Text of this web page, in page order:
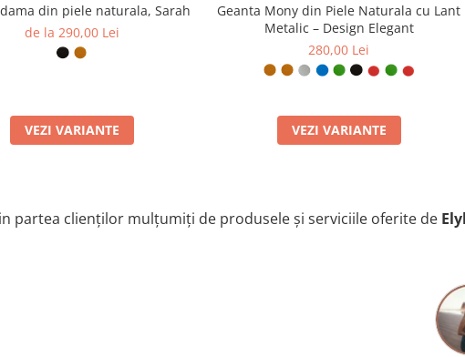
emană încredere și
intensă, pielea devenind
din piele naturala, Sarah
de la 290,00 Lei
VEZI VARIANTE
Geanta Mony din Piele Naturala cu Lant
Metalic – Design Elegant
280,00 Lei
VEZI VARIANTE
partea clienților mulțumiți de produsele și serviciile oferite de